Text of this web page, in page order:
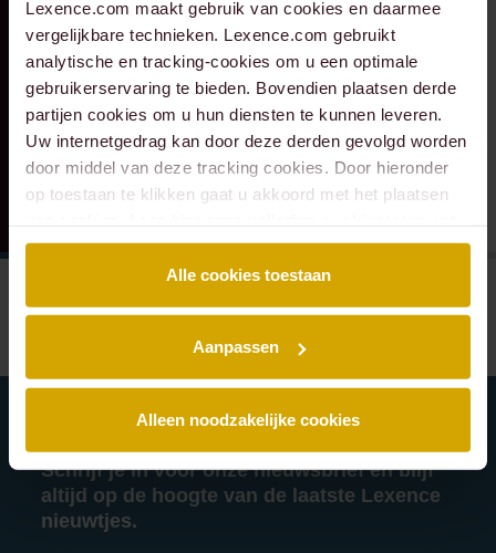
Lexence.com maakt gebruik van cookies en daarmee
vergelijkbare technieken. Lexence.com gebruikt
analytische en tracking-cookies om u een optimale
gebruikerservaring te bieden. Bovendien plaatsen derde
partijen cookies om u hun diensten te kunnen leveren.
Uw internetgedrag kan door deze derden gevolgd worden
door middel van deze tracking cookies. Door hieronder
op toestaan te klikken gaat u akkoord met het plaatsen
Alle cookies toestaan
Aanpassen
Alleen noodzakelijke cookies
Verkeer Service Zuid-
Holland.
Scheybeeck als
aandeelhouder
Schrijf je in voor onze nieuwsbrief en blijf
altijd op de hoogte van de laatste Lexence
nieuwtjes.